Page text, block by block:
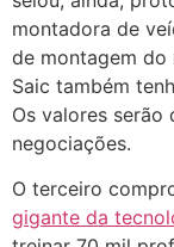
montadora de
de montagem do
Saic também
Os valores serão
negociações.
O terceiro
gigante da